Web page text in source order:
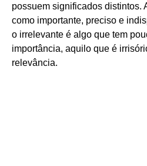
possuem significados distintos.
como importante, preciso e
o irrelevante é algo que tem
importância, aquilo que é
relevância.